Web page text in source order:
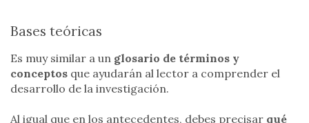
Bases teóricas
Es muy similar a un glosario de términos y
conceptos que ayudarán al lector a comprender el
desarrollo de la investigación.
Al igual que en los antecedentes, debes precisar qué